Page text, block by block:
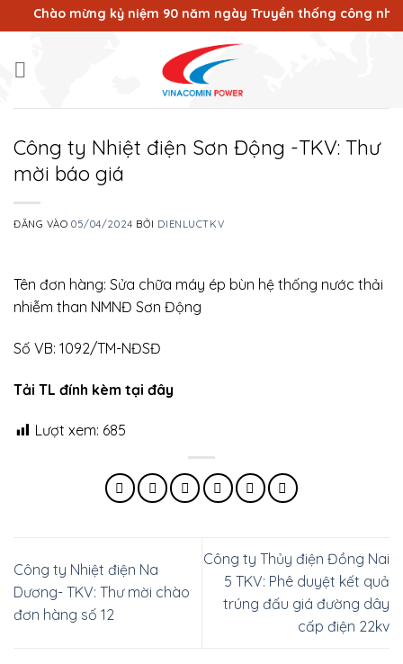
qua
dung
Chào mừng kỷ niệm 90 năm ngày Truyền thống công nhân
Công ty Nhiệt điện Sơn Động -TKV: Thư
mời báo giá
ĐĂNG VÀO05/04/2024 BỞI DIENLUCTKV
Tên đơn hàng: Sửa chữa máy ép bùn hệ thống nước thải
nhiễm than NMNĐ Sơn Động
Số VB: 1092/TM-NĐSĐ
Tải TL đính kèm tại đây
Lượt xem: 685
Công ty Nhiệt điện Na
Dương- TKV: Thư mời chào
đơn hàng số 12
Công ty Thủy điện Đồng Nai
5 TKV: Phê duyệt kết quả
trúng đấu giá đường dây
cấp điện 22kv